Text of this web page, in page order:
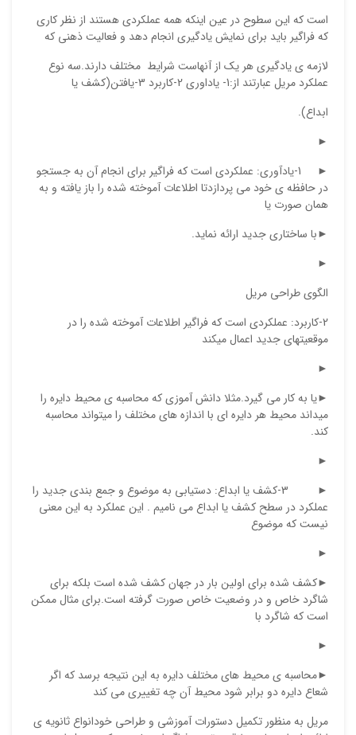
است که این سطوح در عین اینکه همه عملکردی هستند از نظر کاری
که فراگیر باید برای نمایش یادگیری انجام دهد و فعالیت ذهنی که
لازمه ی یادگیری هر یک از آنهاست شرایط مختلف دارند.سه نوع
عملکرد مریل عبارتند از:1- یاداوری 2-کاربرد 3-یافتن(کشف یا
ابداع).
►
► 1-یادآوری: عملکردی است که فراگیر برای انجام آن به جستجو
در حافظه ی خود می پردازدتا اطلاعات آموخته شده را باز یافته و به
همان صورت یا
►با ساختاری جدید ارائه نماید.
►
الگوی طراحی مریل
2-کاربرد: عملکردی است که فراگیر اطلاعات آموخته شده را در
موقعیتهای جدید اعمال میکند
►
►یا به کار می گیرد.مثلا دانش آموزی که محاسبه ی محیط دایره را
میداند محیط هر دایره ای با اندازه های مختلف را میتواند محاسبه
کند.
►
► 3-کشف یا ابداع: دستیابی به موضوع و جمع بندی جدید را
عملکرد در سطح کشف یا ابداع می نامیم . این عملکرد به این معنی
نیست که موضوع
►
►کشف شده برای اولین بار در جهان کشف شده است بلکه برای
شاگرد خاص و در وضعیت خاص صورت گرفته است.برای مثال ممکن
است که شاگرد با
►
►محاسبه ی محیط های مختلف دایره به این نتیجه برسد که اگر
شعاع دایره دو برابر شود محیط آن چه تغییری می کند
مریل به منظور تکمیل دستورات آموزشی و طراحی خودانواع ثانویه ی